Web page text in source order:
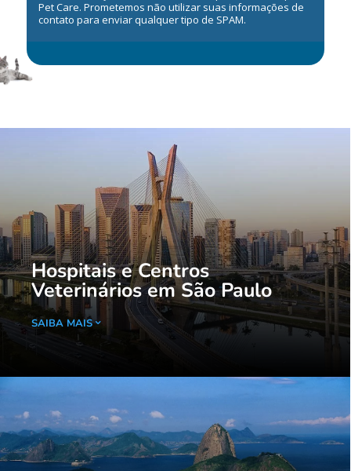
Pet Care. Prometemos não utilizar suas informações de
contato para enviar qualquer tipo de SPAM.
Hospitais e Centros
Veterinários em São Paulo
SAIBA MAIS